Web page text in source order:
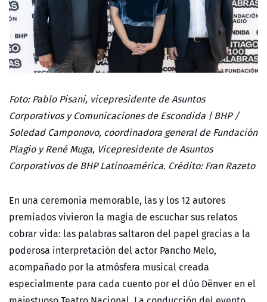
Foto: Pablo Pisani, vicepresidente de Asuntos
Corporativos y Comunicaciones de Escondida | BHP /
Soledad Camponovo, coordinadora general de Fundación
Plagio y René Muga, Vicepresidente de Asuntos
Corporativos de BHP Latinoamérica. Crédito: Fran Razeto
En una ceremonia memorable, las y los 12 autores
premiados vivieron la magia de escuchar sus relatos
cobrar vida: las palabras saltaron del papel gracias a la
poderosa interpretación del actor Pancho Melo,
acompañado por la atmósfera musical creada
especialmente para cada cuento por el dúo Dënver en el